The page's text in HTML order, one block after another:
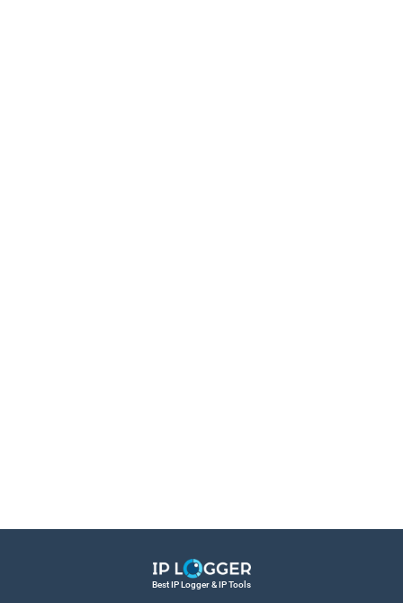
Best IP Logger & IP Tools